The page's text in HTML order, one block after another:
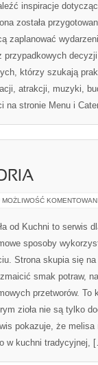
inspiracje
została
zaplanować
przypadkowych
którzy szukają
atrakcji, muzyki,
na stronie Menu i
MOŻLIWOŚĆ
od Kuchni to serwis
sposoby
Strona skupia się
smak potraw,
przetworów. To
zioła nie są tylko
pokazuje, że
w kuchni tradycyjnej,